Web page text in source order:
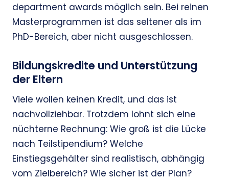
department awards möglich sein. Bei reinen
Masterprogrammen ist das seltener als im
PhD-Bereich, aber nicht ausgeschlossen.
Bildungskredite und Unterstützung
der Eltern
Viele wollen keinen Kredit, und das ist
nachvollziehbar. Trotzdem lohnt sich eine
nüchterne Rechnung: Wie groß ist die Lücke
nach Teilstipendium? Welche
Einstiegsgehälter sind realistisch, abhängig
vom Zielbereich? Wie sicher ist der Plan?